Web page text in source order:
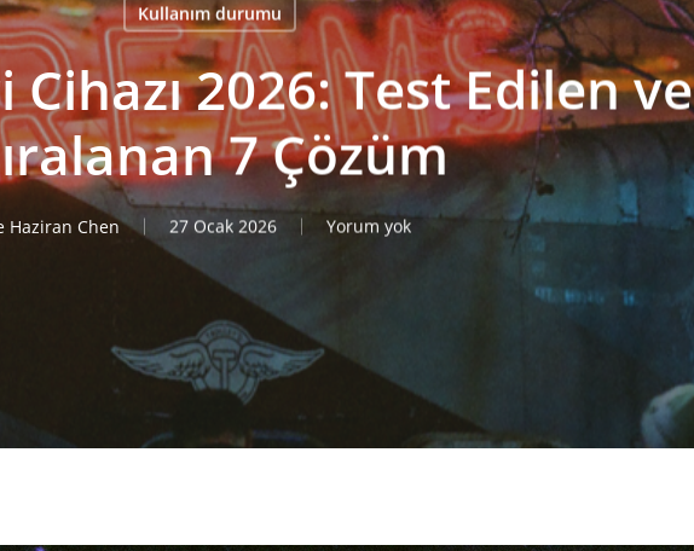
Kullanım durumu
Cihazı 2026: Test Edilen ve
7 Çözüm
Haziran Chen 27 Ocak 2026 Yorum yok